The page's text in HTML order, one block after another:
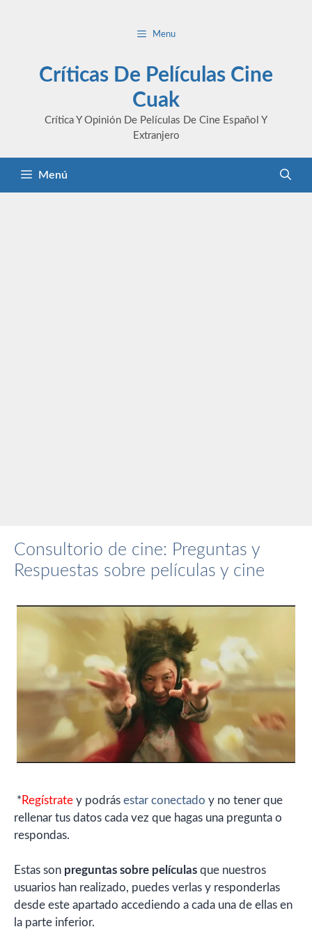
Menu
Críticas De Películas Cine
Cuak
Crítica Y Opinión De Películas De Cine Español Y
Extranjero
Menú
Consultorio de cine: Preguntas y
Respuestas sobre películas y cine
* Regístrate y podrás estar conectado y no tener que
rellenar tus datos cada vez que hagas una pregunta o
respondas.
Estas son preguntas sobre películas que nuestros
usuarios han realizado, puedes verlas y responderlas
desde este apartado accediendo a cada una de ellas en
la parte inferior.